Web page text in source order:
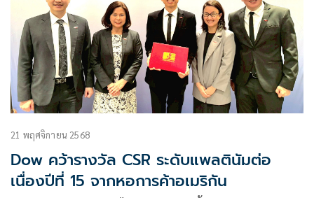
21 พฤศจิกายน 2568
Dow คว้ารางวัล CSR ระดับแพลตินัมต่อ
เนื่องปีที่ 15 จากหอการค้าอเมริกัน